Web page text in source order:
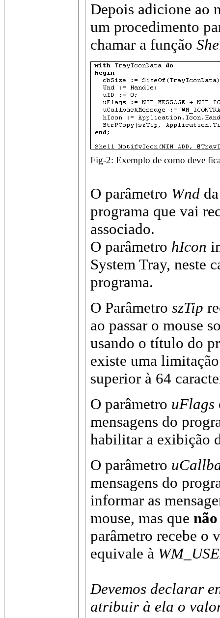
Depois adicione ao
um procedimento
chamar a função
Fig-2: Exemplo de como deve
O parâmetro Wnd
programa que vai
associado.
O parâmetro hIcon
System Tray, neste
programa.
O Parâmetro szTip
ao passar o mouse
usando o título do
existe uma
superior à 64
O parâmetro uFlags
mensagens do
habilitar a exibição
O parâmetro
mensagens do
informar as
mouse, mas que
parâmetro recebe o
equivale à
Devemos declarar
atribuir à ela o